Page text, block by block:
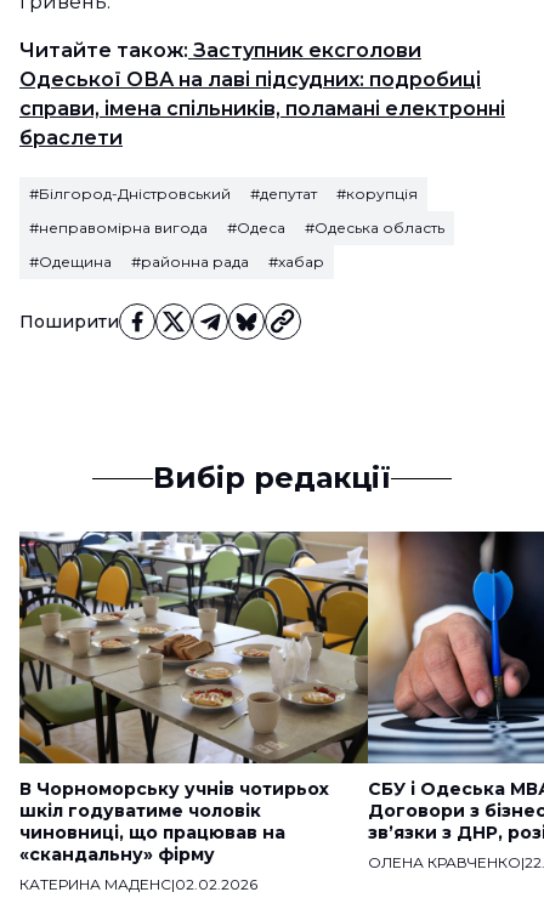
Поширити
Читайте також: Заступник ексголови
Одеської ОВА на лаві підсудних: подробиці
справи, імена спільників, поламані електронні
браслети
#Білгород-Дністровський #депутат
#корупція
#неправомірна вигода
#Одеса
#Одеська область
#Одещина
#районна рада #хабар
Вибір редакції
В Чорноморську учнів чотирьох
шкіл годуватиме чоловік
чиновниці, що працював на
«скандальну» фірму
КАТЕРИНА МАДЕНС|02.02.2026
СБУ і Одеська
Договори з
звʼязки з ДНР,
ОЛЕНА КРАВЧЕНКО|